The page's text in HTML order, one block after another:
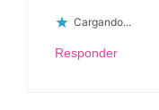
Cargando...
Responder